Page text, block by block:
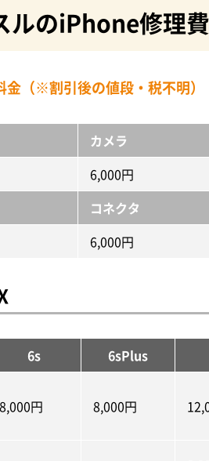
ルのiPhone修理
（※割引後の値段・税不明）
カメラ
6,000円
コネクタ
6,000円
6s 6sPlus
8,000円 8,000円